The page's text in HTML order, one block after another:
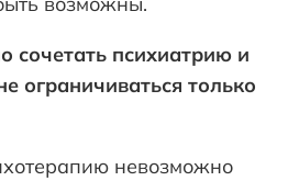
сочетать психиатрию и
ограничиваться только
невозможно